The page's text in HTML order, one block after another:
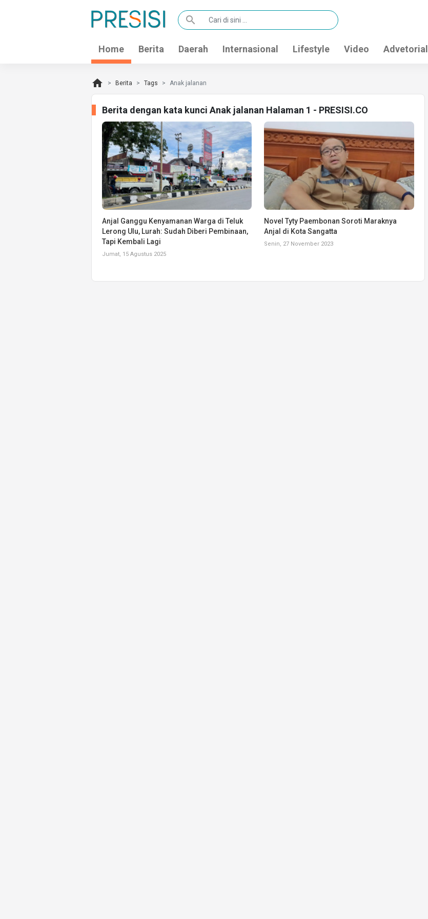
search
Home Berita Daerah Internasional Lifestyle Video Advetorial
home Berita Tags Anak jalanan
Berita dengan kata kunci Anak jalanan Halaman 1 - PRESISI.CO
Anjal Ganggu Kenyamanan Warga di Teluk
Lerong Ulu, Lurah: Sudah Diberi Pembinaan,
Tapi Kembali Lagi
Jumat, 15 Agustus 2025
Novel Tyty Paembonan Soroti Maraknya
Anjal di Kota Sangatta
Senin, 27 November 2023